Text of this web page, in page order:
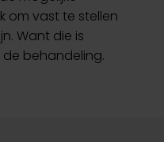
om vast te stellen
Want die is
behandeling.